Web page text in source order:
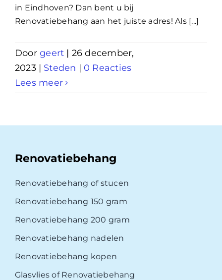
in Eindhoven? Dan bent u bij
Renovatiebehang aan het juiste adres! Als [...]
Doorgeert | 26 december,
2023 | Steden | 0 Reacties
Lees meer
Renovatiebehang
Renovatiebehang of stucen
Renovatiebehang 150 gram
Renovatiebehang 200 gram
Renovatiebehang nadelen
Renovatiebehang kopen
Glasvlies of Renovatiebehang